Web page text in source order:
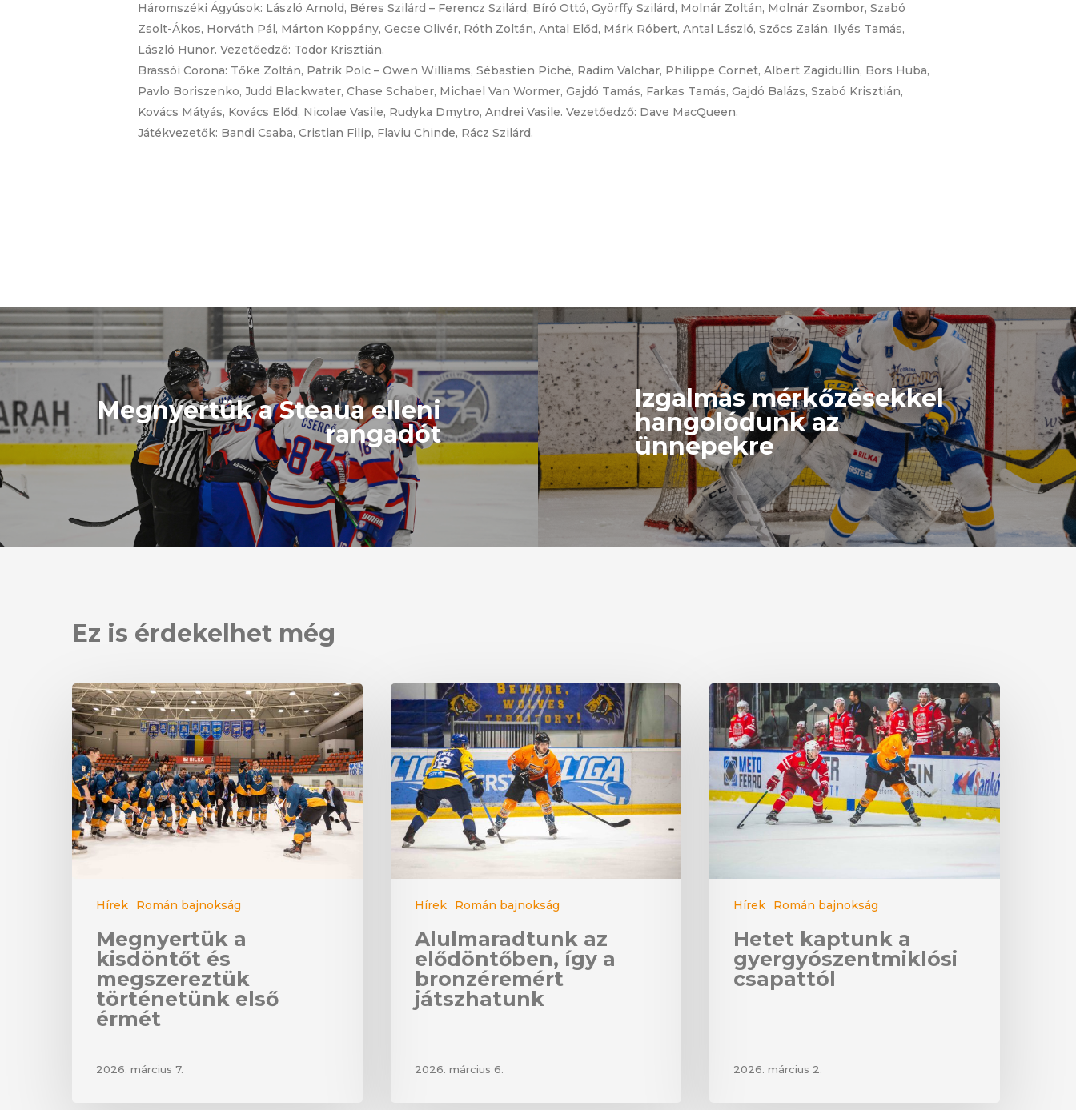
Háromszéki Ágyúsok: László Arnold, Béres Szilárd – Ferencz Szilárd, Bíró Ottó, Györffy Szilárd, Molnár Zoltán, Molnár Zsombor, Szabó
Zsolt-Ákos, Horváth Pál, Márton Koppány, Gecse Olivér, Róth Zoltán, Antal Előd, Márk Róbert, Antal László, Szőcs Zalán, Ilyés Tamás,
László Hunor. Vezetőedző: Todor Krisztián.
Brassói Corona: Tőke Zoltán, Patrik Polc – Owen Williams, Sébastien Piché, Radim Valchar, Philippe Cornet, Albert Zagidullin, Bors Huba,
Pavlo Boriszenko, Judd Blackwater, Chase Schaber, Michael Van Wormer, Gajdó Tamás, Farkas Tamás, Gajdó Balázs, Szabó Krisztián,
Kovács Mátyás, Kovács Előd, Nicolae Vasile, Rudyka Dmytro, Andrei Vasile. Vezetőedző: Dave MacQueen.
Játékvezetők: Bandi Csaba, Cristian Filip, Flaviu Chinde, Rácz Szilárd.
Megnyertük a Steaua elleni
rangadót
Izgalmas mérkőzésekkel
hangolódunk az
ünnepekre
Ez is érdekelhet még
Hírek Román bajnokság
Megnyertük a
kisdöntőt és
megszereztük
történetünk első
érmét
2026. március 7.
Hírek Román bajnokság
Alulmaradtunk az
elődöntőben, így a
bronzéremért
játszhatunk
2026. március 6.
Hírek Román bajnokság
Hetet kaptunk a
gyergyószentmiklósi
csapattól
2026. március 2.